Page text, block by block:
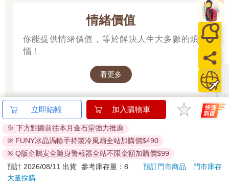
情緒價值
你能提供情緒價值，等於解決人生大多數的煩
惱！
看更多
立即結帳 加入購物車
※ 下方點圖前往本月金石堂強力推薦
※ FUNY冰晶渦輪手持製冷風扇全站加購價$490
※ Q版企鵝安全隨身警報器全站不限金額加購價$99
預計 2026/08/11 出貨 參考庫存量：8 預訂門市商品
門市庫存
大量採購